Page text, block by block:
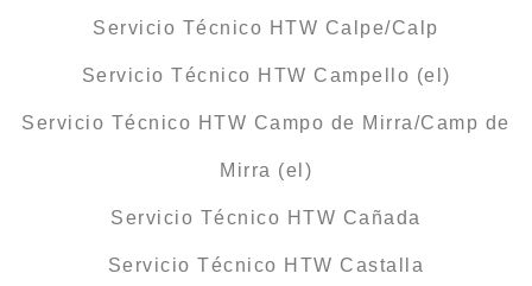
Servicio Técnico HTW Calpe/Calp
Servicio Técnico HTW Campello (el)
Servicio Técnico HTW Campo de Mirra/Camp de
Mirra (el)
Servicio Técnico HTW Cañada
Servicio Técnico HTW Castalla